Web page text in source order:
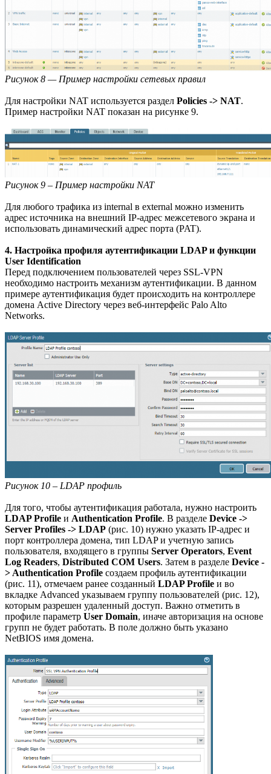
Рисунок 8 — Пример настройки сетевых правил
Для настройки NAT используется раздел Policies -> NAT.
Пример настройки NAT показан на рисунке 9.
Рисунок 9 – Пример настройки NAT
Для любого трафика из internal в external можно изменить
адрес источника на внешний IP-адрес межсетевого экрана и
использовать динамический адрес порта (PAT).
4. Настройка профиля аутентификации LDAP и функции
User Identification
Перед подключением пользователей через SSL-VPN
необходимо настроить механизм аутентификации. В данном
примере аутентификация будет происходить на контроллере
домена Active Directory через веб-интерфейс Palo Alto
Networks.
Рисунок 10 – LDAP профиль
Для того, чтобы аутентификация работала, нужно настроить
LDAP Profile и Authentication Profile. В разделе Device ->
Server Profiles -> LDAP (рис. 10) нужно указать IP-адрес и
порт контроллера домена, тип LDAP и учетную запись
пользователя, входящего в группы Server Operators, Event
Log Readers, Distributed COM Users. Затем в разделе Device -
> Authentication Profile создаем профиль аутентификации
(рис. 11), отмечаем ранее созданный LDAP Profile и во
вкладке Advanced указываем группу пользователей (рис. 12),
которым разрешен удаленный доступ. Важно отметить в
профиле параметр User Domain, иначе авторизация на основе
групп не будет работать. В поле должно быть указано
NetBIOS имя домена.